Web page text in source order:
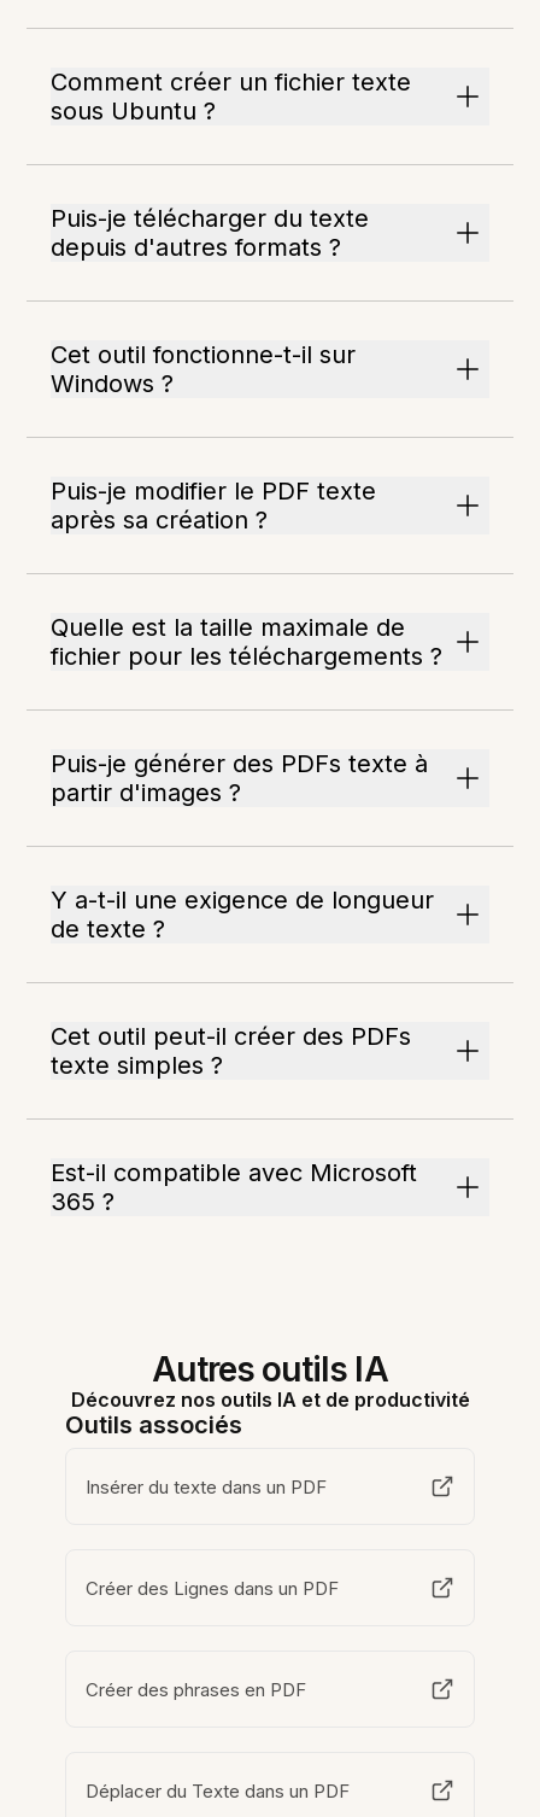
Comment créer un fichier texte
sous Ubuntu ?
Puis-je télécharger du texte
depuis d'autres formats ?
Cet outil fonctionne-t-il sur
Windows ?
Puis-je modifier le PDF texte
après sa création ?
Quelle est la taille maximale de
fichier pour les téléchargements ?
Puis-je générer des PDFs texte à
partir d'images ?
Y a-t-il une exigence de longueur
de texte ?
Cet outil peut-il créer des PDFs
texte simples ?
Est-il compatible avec Microsoft
365 ?
Autres outils IA
Découvrez nos outils IA et de productivité
Outils associés
Insérer du texte dans un PDF
Créer des Lignes dans un PDF
Créer des phrases en PDF
Déplacer du Texte dans un PDF